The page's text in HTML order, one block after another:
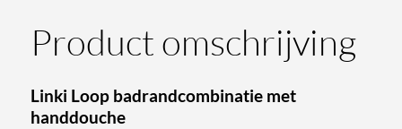
Product omschrijving
Linki Loop badrandcombinatie met
handdouche